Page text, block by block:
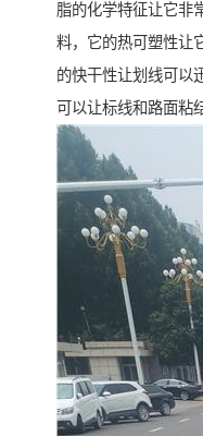
脂的化学特征让它非
料，它的热可塑性让
的快干性让划线可以
可以让标线和路面粘